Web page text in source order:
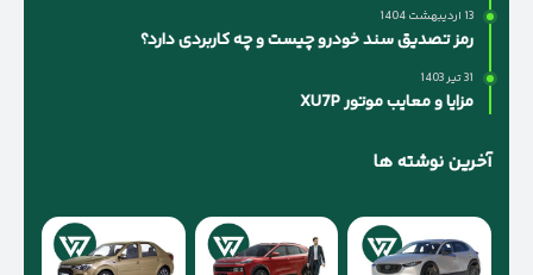
13 اردیبهشت 1404
رمز تصدیق سند خودرو چیست و چه کاربردی دارد؟
31 تیر 1403
مزایا و معایب موتور XU7P
آخرین نوشته ها